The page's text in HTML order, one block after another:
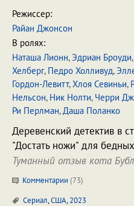
Режиссер:
Райан Джонсон
В ролях:
Наташа Лионн,Эдриан Броуди,
Хелберг, Педро Холливуд,
Гордон-Левитт,Хлоя Севиньи,
Нельсон, Ник Нолти, Черри
Ри Перлман,Даша Поланко
Деревенский детектив в
"Достать ножи" для
Туманный отзыв кота
Комментарии (73)
Сериал,США,2023